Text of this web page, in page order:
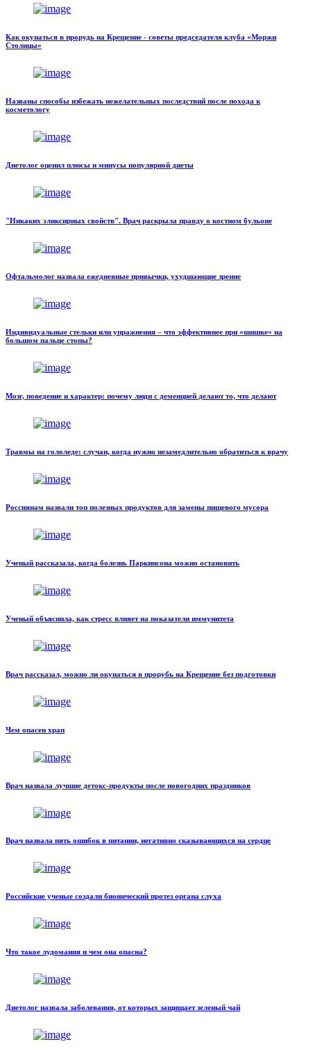
Как окунаться в прорудь на Крещение - советы председателя клуба «Моржи
Столицы»
Названы способы избежать нежелательных последствий после похода к
косметологу
Диетолог оценил плюсы и минусы популярной диеты
"Никаких эликсирных свойств". Врач раскрыла правду о костном бульоне
Офтальмолог назвала ежедневные привычки, ухудшающие зрение
Индивидуальные стельки или упражнения – что эффективнее при «шишке» на
большом пальце стопы?
Мозг, поведение и характер: почему люди с деменцией делают то, что делают
Травмы на гололеде: случаи, когда нужно незамедлительно обратиться к врачу
Россиянам назвали топ полезных продуктов для замены пищевого мусора
Ученый рассказала, когда болезнь Паркинсона можно остановить
Ученый объяснила, как стресс влияет на показатели иммунитета
Врач рассказал, можно ли окунаться в прорубь на Крещение без подготовки
Чем опасен храп
Врач назвала лучшие детокс-продукты после новогодних праздников
Врач назвала пять ошибок в питании, негативно сказывающихся на сердце
Российские ученые создали бионический протез органа слуха
Что такое лудомания и чем она опасна?
Диетолог назвала заболевания, от которых защищает зеленый чай